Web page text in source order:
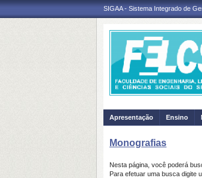
SIGAA - Sistema Integrado de
Apresentação Ensino
Monografias
Nesta página, você poderá
Para efetuar uma busca digite